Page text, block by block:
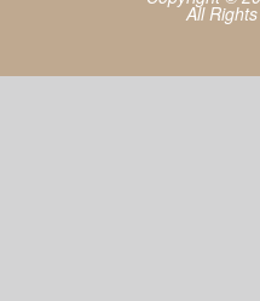
All